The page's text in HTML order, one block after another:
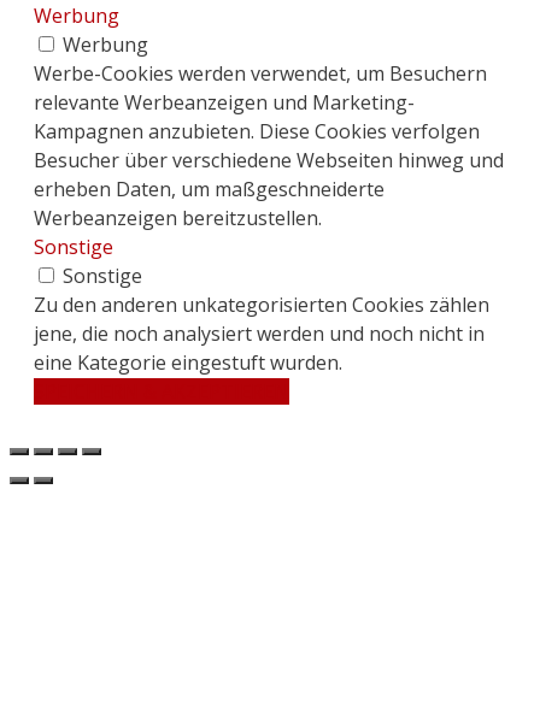
Werbung
Werbung
Werbe-Cookies werden verwendet, um Besuchern
relevante Werbeanzeigen und Marketing-
Kampagnen anzubieten. Diese Cookies verfolgen
Besucher über verschiedene Webseiten hinweg und
erheben Daten, um maßgeschneiderte
Werbeanzeigen bereitzustellen.
Sonstige
Sonstige
Zu den anderen unkategorisierten Cookies zählen
jene, die noch analysiert werden und noch nicht in
eine Kategorie eingestuft wurden.